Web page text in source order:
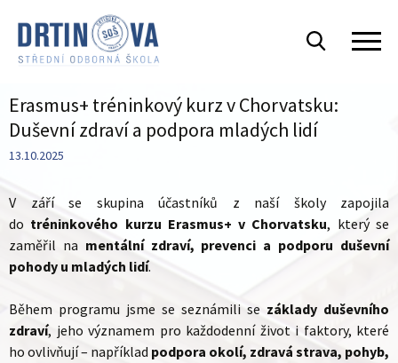
Erasmus+ tréninkový kurz v Chorvatsku:
Duševní zdraví a podpora mladých lidí
13.10.2025
V září se skupina účastníků z naší školy zapojila
do tréninkového kurzu Erasmus+ v Chorvatsku, který se
zaměřil na mentální zdraví, prevenci a podporu duševní
pohody u mladých lidí.
Během programu jsme se seznámili se základy duševního
zdraví, jeho významem pro každodenní život i faktory, které
ho ovlivňují – například podpora okolí, zdravá strava, pohyb,